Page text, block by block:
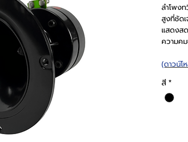
ลำโพง
สูงที่ชัด
แสดงส
ความค
(ดาวน์โ
สี*